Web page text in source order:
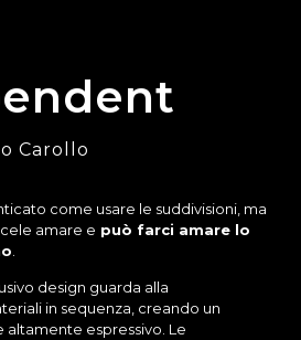
Carollo
come usare le suddivisioni, ma
amare e può farci amare lo
design guarda alla
in sequenza, creando un
espressivo. Le